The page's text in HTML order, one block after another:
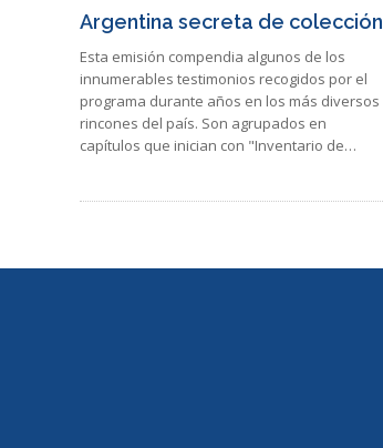
Argentina secreta de colección
Esta emisión compendia algunos de los
innumerables testimonios recogidos por el
programa durante años en los más diversos
rincones del país. Son agrupados en
capítulos que inician con "Inventario de…